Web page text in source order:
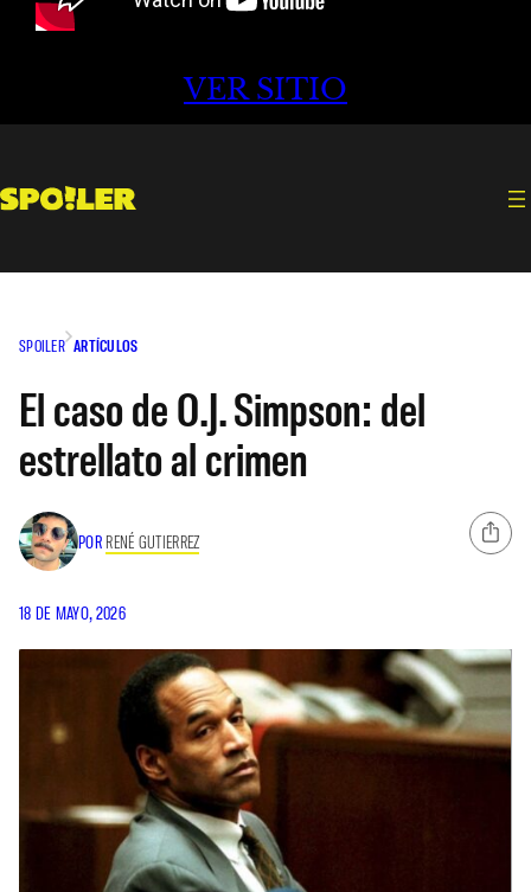
VER SITIO
SPOILER ARTÍCULOS
El caso de O.J. Simpson: del
estrellato al crimen
POR RENÉ GUTIERREZ
18 DE MAYO, 2026